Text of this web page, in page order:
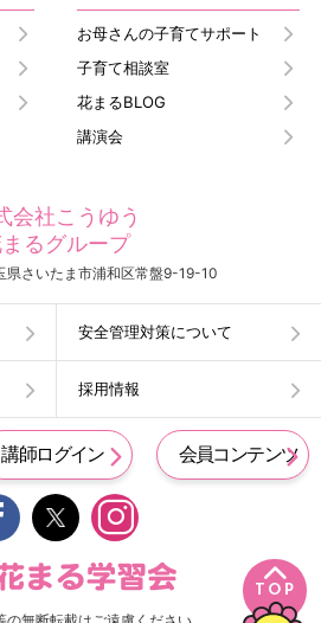
TOP
お母さんの子育てサポート
子育て相談室
花まるBLOG
講演会
会社こうゆう
るグループ
さいたま市浦和区常盤9-19-10
安全管理対策について
採用情報
講師ログイン 会員コンテンツ
